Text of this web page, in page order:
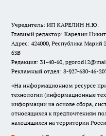
Учредитель: ИП КАРЕЛИН Н.Ю.
Главный редактор: Карелин
Адрес: 424000, Республика
63В
Редакция: 31-40-60,
Рекламный отдел: 8-927-680-46-
«На информационном ресурсе
технологии (информационные
информации на основе сбора,
относящихся к предпочтениям
находящихся на территории